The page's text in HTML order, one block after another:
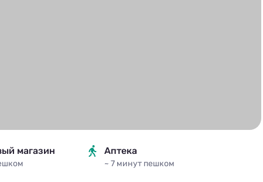
магазин Аптека
~ 7 минут пешком